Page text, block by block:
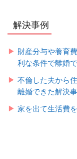
解決事例
財産分与や養育
利な条件で離婚
不倫した夫から
離婚できた解決
家を出て生活費